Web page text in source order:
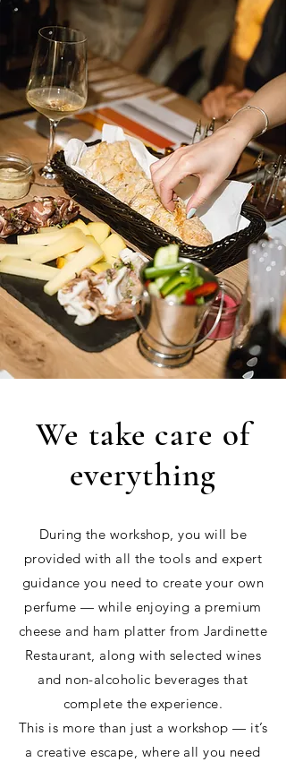
We take care of
everything
During the workshop, you will be
provided with all the tools and expert
guidance you need to create your own
perfume — while enjoying a premium
cheese and ham platter from Jardinette
Restaurant, along with selected wines
and non-alcoholic beverages that
complete the experience.
This is more than just a workshop — it’s
a creative escape, where all you need